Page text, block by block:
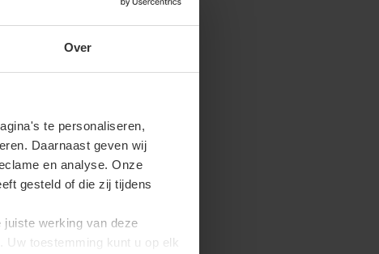
Over
te personaliseren,
Daarnaast geven wij
en analyse. Onze
gesteld of die zij tijdens
werking van deze
toestemming kunt u op elk